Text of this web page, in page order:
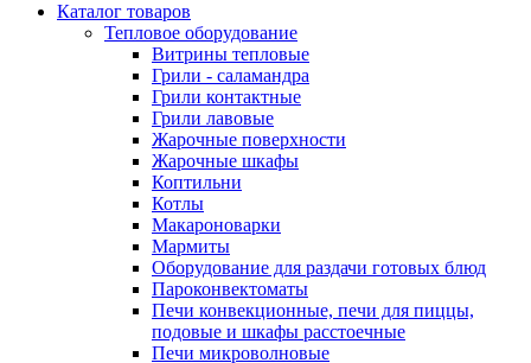
Каталог товаров
Тепловое оборудование
Витрины тепловые
Грили - саламандра
Грили контактные
Грили лавовые
Жарочные поверхности
Жарочные шкафы
Коптильни
Котлы
Макароноварки
Мармиты
Оборудование для раздачи готовых блюд
Пароконвектоматы
Печи конвекционные, печи для пиццы,
подовые и шкафы расстоечные
Печи микроволновые